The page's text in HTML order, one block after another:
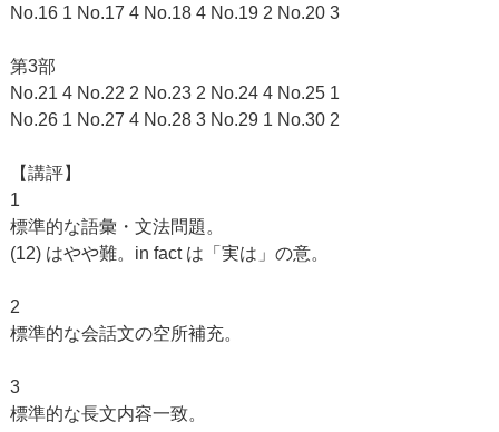
No.16 1 No.17 4 No.18 4 No.19 2 No.20 3
第3部
No.21 4 No.22 2 No.23 2 No.24 4 No.25 1
No.26 1 No.27 4 No.28 3 No.29 1 No.30 2
【講評】
1
標準的な語彙・文法問題。
(12) はやや難。in fact は「実は」の意。
2
標準的な会話文の空所補充。
3
標準的な長文内容一致。